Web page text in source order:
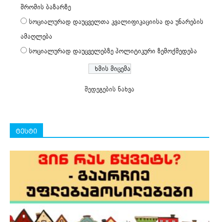
შრომის ბაზარზე
სოციალურად დაუცველთა კვალიფიკაციისა და უნარების
ამაღლება
სოციალურად დაუცველებზე პოლიტიკური ზემოქმედება
შედეგების ნახვა
ტესტი